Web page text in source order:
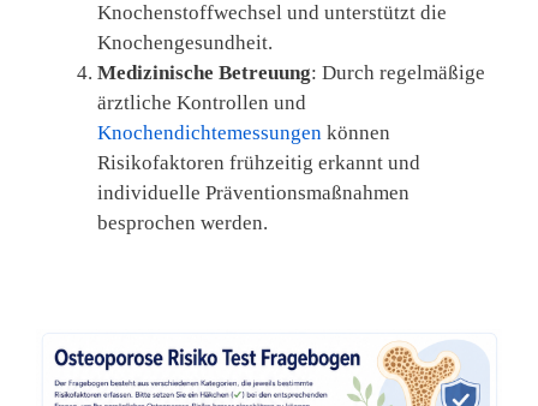
Knochenstoffwechsel und unterstützt die
Knochengesundheit.
Medizinische Betreuung: Durch regelmäßige
ärztliche Kontrollen und
Knochendichtemessungen können
Risikofaktoren frühzeitig erkannt und
individuelle Präventionsmaßnahmen
besprochen werden.